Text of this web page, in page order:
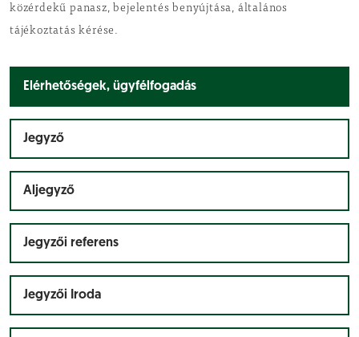
közérdekű panasz, bejelentés benyújtása, általános
tájékoztatás kérése.
Elérhetőségek, ügyfélfogadás
Jegyző
Aljegyző
Jegyzői referens
Jegyzői Iroda